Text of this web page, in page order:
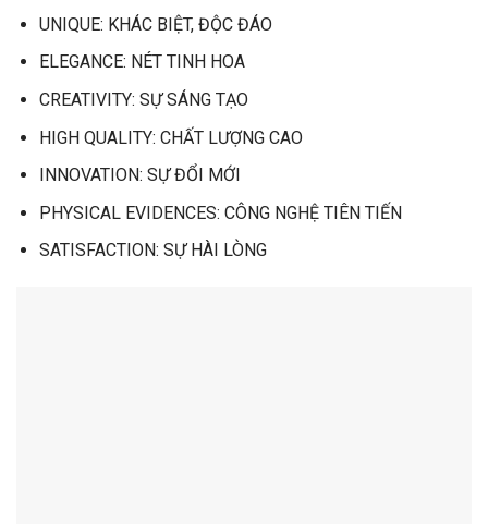
UNIQUE: KHÁC BIỆT, ĐỘC ĐÁO
ELEGANCE: NÉT TINH HOA
CREATIVITY: SỰ SÁNG TẠO
HIGH QUALITY: CHẤT LƯỢNG CAO
INNOVATION: SỰ ĐỔI MỚI
PHYSICAL EVIDENCES: CÔNG NGHỆ TIÊN TIẾN
SATISFACTION: SỰ HÀI LÒNG